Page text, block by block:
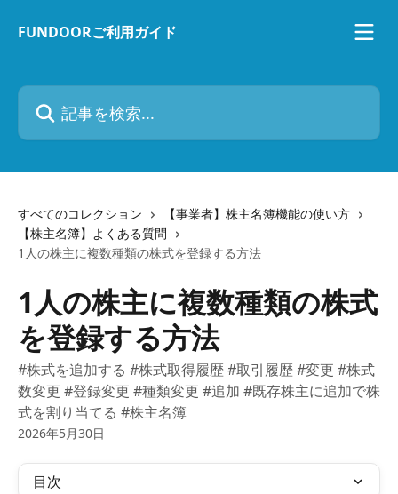
FUNDOORご利用ガイド
記事を検索...
すべてのコレクション
【事業者】株主名簿機能の使い方
【株主名簿】よくある質問
1人の株主に複数種類の株式を登録する方法
1人の株主に複数種類の株式
を登録する方法
#株式を追加する #株式取得履歴 #取引履歴 #変更 #株式
数変更 #登録変更 #種類変更 #追加 #既存株主に追加で株
式を割り当てる #株主名簿
2026年5月30日
目次